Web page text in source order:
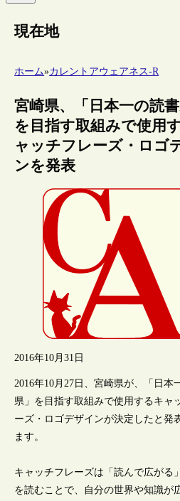
現在地
ホーム»カレントアウェアネス-R
宮崎県、「日本一の読書
を目指す取組みで使用
ャッチフレーズ・ロゴ
ンを発表
2016年10月31日
2016年10月27日、宮崎県が、「日本
県」を目指す取組みで使用するキャ
ーズ・ロゴデザインが決定したと発
ます。
キャッチフレーズは「読んで広がる
を読むことで、自分の世界や知識が